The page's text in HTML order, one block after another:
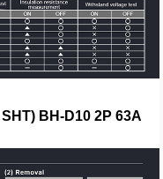
BH-D10 2P 63A